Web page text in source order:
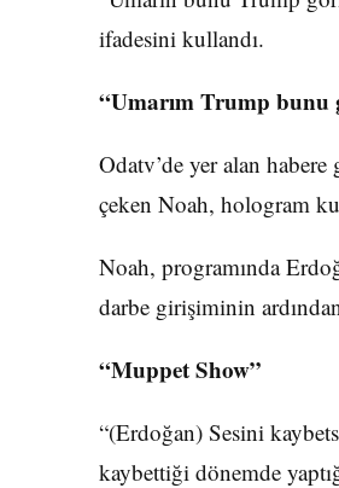
ifadesini kullandı.
“Umarım Trump bunu
Odatv’de yer alan habere
çeken Noah, hologram
Noah, programında
darbe girişiminin
“Muppet Show”
“(Erdoğan) Sesini
kaybettiği dönemde